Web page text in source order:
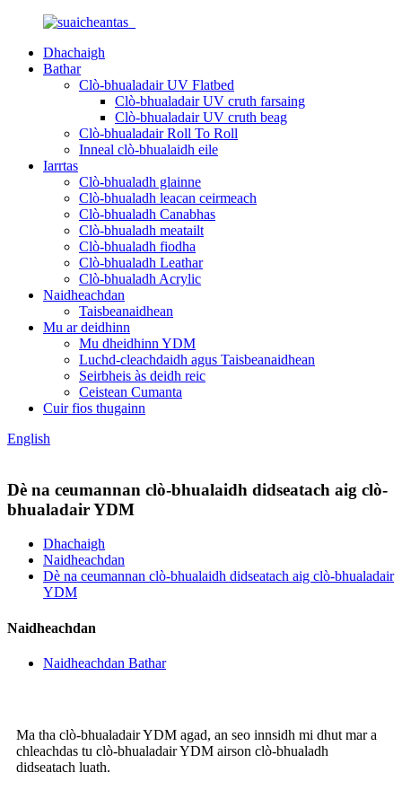
Dhachaigh
Bathar
Clò-bhualadair UV Flatbed
Clò-bhualadair UV cruth farsaing
Clò-bhualadair UV cruth beag
Clò-bhualadair Roll To Roll
Inneal clò-bhualaidh eile
Iarrtas
Clò-bhualadh glainne
Clò-bhualadh leacan ceirmeach
Clò-bhualadh Canabhas
Clò-bhualadh meatailt
Clò-bhualadh fiodha
Clò-bhualadh Leathar
Clò-bhualadh Acrylic
Naidheachdan
Taisbeanaidhean
Mu ar deidhinn
Mu dheidhinn YDM
Luchd-cleachdaidh agus Taisbeanaidhean
Seirbheis às deidh reic
Ceistean Cumanta
Cuir fios thugainn
English
Dè na ceumannan clò-bhualaidh didseatach aig clò-
bhualadair YDM
Dhachaigh
Naidheachdan
Dè na ceumannan clò-bhualaidh didseatach aig clò-bhualadair
YDM
Naidheachdan
Naidheachdan Bathar
Ma tha clò-bhualadair YDM agad, an seo innsidh mi dhut mar a
chleachdas tu clò-bhualadair YDM airson clò-bhualadh
didseatach luath.